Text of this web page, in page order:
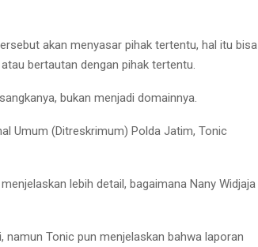
akan menyasar pihak tertentu, hal itu bisa
bertautan dengan pihak tertentu.
bukan menjadi domainnya.
Umum (Ditreskrimum) Polda Jatim, Tonic
lebih detail, bagaimana Nany Widjaja
Tonic pun menjelaskan bahwa laporan